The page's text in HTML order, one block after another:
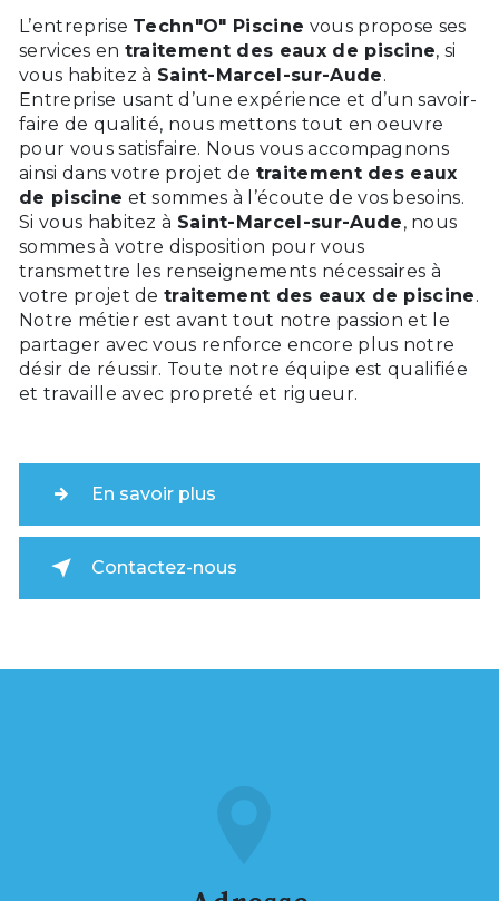
L’entreprise Techn"O" Piscine vous propose ses
services en traitement des eaux de piscine, si
vous habitez à Saint-Marcel-sur-Aude.
Entreprise usant d’une expérience et d’un savoir-
faire de qualité, nous mettons tout en oeuvre
pour vous satisfaire. Nous vous accompagnons
ainsi dans votre projet de traitement des eaux
de piscine et sommes à l’écoute de vos besoins.
Si vous habitez à Saint-Marcel-sur-Aude, nous
sommes à votre disposition pour vous
transmettre les renseignements nécessaires à
votre projet detraitement des eaux de piscine.
Notre métier est avant tout notre passion et le
partager avec vous renforce encore plus notre
désir de réussir. Toute notre équipe est qualifiée
et travaille avec propreté et rigueur.
En savoir plus
Contactez-nous